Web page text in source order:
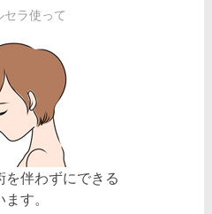
セラ使って
伴わずにできる
す。